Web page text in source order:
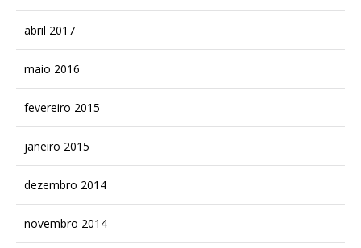
abril 2017
maio 2016
fevereiro 2015
janeiro 2015
dezembro 2014
novembro 2014